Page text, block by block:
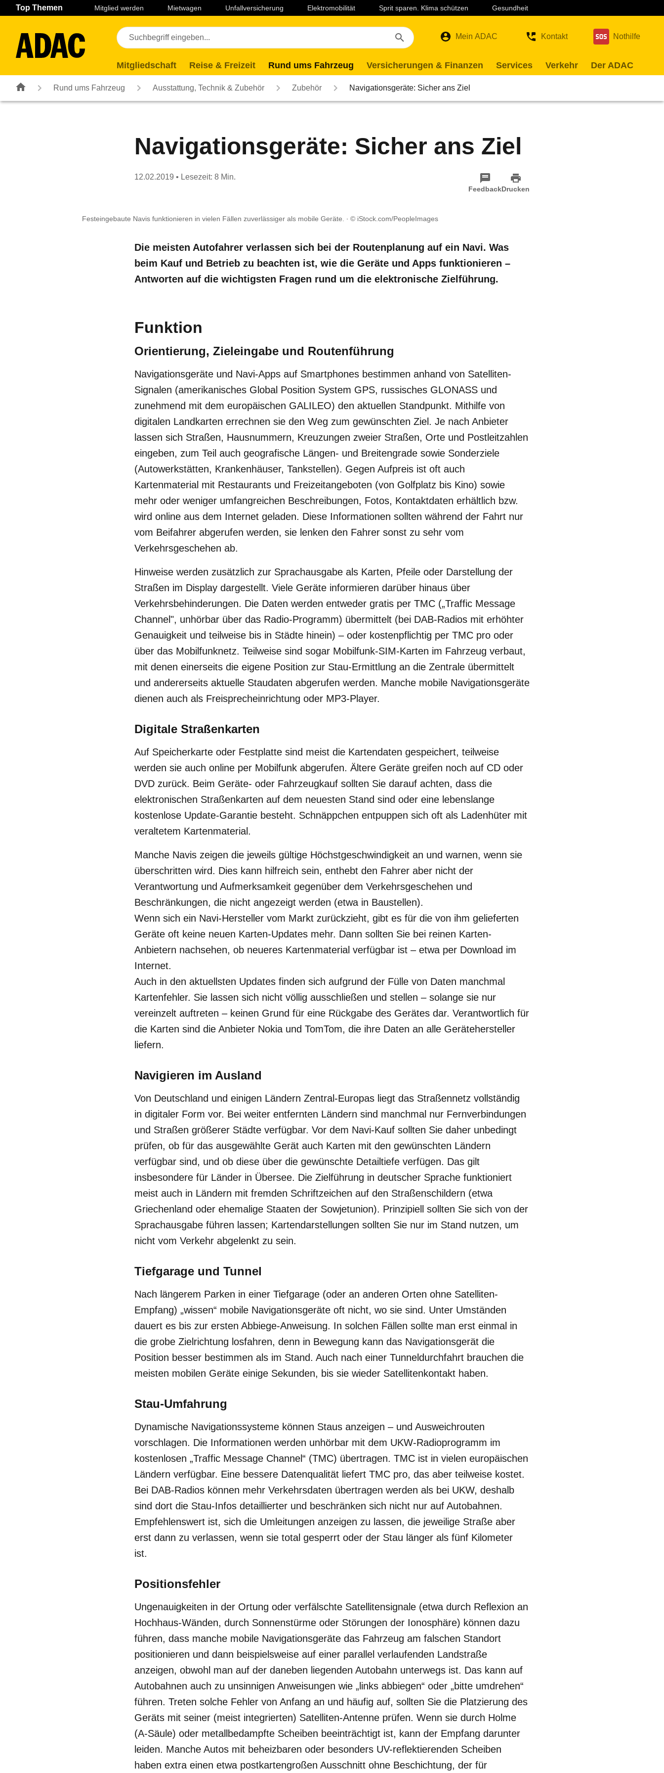
Navigation Seiteninhalt Fußzeile
Top Themen Mitglied werden Mietwagen Unfallversicherung Elektromobilität Sprit sparen. Klima schützen Gesundheit
Mein ADAC Kontakt Nothilfe
Mitgliedschaft Reise & Freizeit Rund ums Fahrzeug Versicherungen & Finanzen Services Verkehr Der ADAC
Rund ums Fahrzeug Ausstattung, Technik & Zubehör Zubehör Navigationsgeräte: Sicher ans Ziel
Navigationsgeräte: Sicher ans Ziel
12.02.2019 • Lesezeit: 8 Min.
FeedbackDrucken
Festeingebaute Navis funktionieren in vielen Fällen zuverlässiger als mobile Geräte. © iStock.com/PeopleImages
Die meisten Autofahrer verlassen sich bei der Routenplanung auf ein Navi. Was
beim Kauf und Betrieb zu beachten ist, wie die Geräte und Apps funktionieren –
Antworten auf die wichtigsten Fragen rund um die elektronische Zielführung.
Funktion
Orientierung, Zieleingabe und Routenführung
Navigationsgeräte und Navi-Apps auf Smartphones bestimmen anhand von Satelliten-
Signalen (amerikanisches Global Position System GPS, russisches GLONASS und
zunehmend mit dem europäischen GALILEO) den aktuellen Standpunkt. Mithilfe von
digitalen Landkarten errechnen sie den Weg zum gewünschten Ziel. Je nach Anbieter
lassen sich Straßen, Hausnummern, Kreuzungen zweier Straßen, Orte und Postleitzahlen
eingeben, zum Teil auch geografische Längen- und Breitengrade sowie Sonderziele
(Autowerkstätten, Krankenhäuser, Tankstellen). Gegen Aufpreis ist oft auch
Kartenmaterial mit Restaurants und Freizeitangeboten (von Golfplatz bis Kino) sowie
mehr oder weniger umfangreichen Beschreibungen, Fotos, Kontaktdaten erhältlich bzw.
wird online aus dem Internet geladen. Diese Informationen sollten während der Fahrt nur
vom Beifahrer abgerufen werden, sie lenken den Fahrer sonst zu sehr vom
Verkehrsgeschehen ab.
Hinweise werden zusätzlich zur Sprachausgabe als Karten, Pfeile oder Darstellung der
Straßen im Display dargestellt. Viele Geräte informieren darüber hinaus über
Verkehrsbehinderungen. Die Daten werden entweder gratis per TMC („Traffic Message
Channel", unhörbar über das Radio-Programm) übermittelt (bei DAB-Radios mit erhöhter
Genauigkeit und teilweise bis in Städte hinein) – oder kostenpflichtig per TMC pro oder
über das Mobilfunknetz. Teilweise sind sogar Mobilfunk-SIM-Karten im Fahrzeug verbaut,
mit denen einerseits die eigene Position zur Stau-Ermittlung an die Zentrale übermittelt
und andererseits aktuelle Staudaten abgerufen werden. Manche mobile Navigationsgeräte
dienen auch als Freisprecheinrichtung oder MP3-Player.
Digitale Straßenkarten
Auf Speicherkarte oder Festplatte sind meist die Kartendaten gespeichert, teilweise
werden sie auch online per Mobilfunk abgerufen. Ältere Geräte greifen noch auf CD oder
DVD zurück. Beim Geräte- oder Fahrzeugkauf sollten Sie darauf achten, dass die
elektronischen Straßenkarten auf dem neuesten Stand sind oder eine lebenslange
kostenlose Update-Garantie besteht. Schnäppchen entpuppen sich oft als Ladenhüter mit
veraltetem Kartenmaterial.
Manche Navis zeigen die jeweils gültige Höchstgeschwindigkeit an und warnen, wenn sie
überschritten wird. Dies kann hilfreich sein, enthebt den Fahrer aber nicht der
Verantwortung und Aufmerksamkeit gegenüber dem Verkehrsgeschehen und
Beschränkungen, die nicht angezeigt werden (etwa in Baustellen).
Wenn sich ein Navi-Hersteller vom Markt zurückzieht, gibt es für die von ihm gelieferten
Geräte oft keine neuen Karten-Updates mehr. Dann sollten Sie bei reinen Karten-
Anbietern nachsehen, ob neueres Kartenmaterial verfügbar ist – etwa per Download im
Internet.
Auch in den aktuellsten Updates finden sich aufgrund der Fülle von Daten manchmal
Kartenfehler. Sie lassen sich nicht völlig ausschließen und stellen – solange sie nur
vereinzelt auftreten – keinen Grund für eine Rückgabe des Gerätes dar. Verantwortlich für
die Karten sind die Anbieter Nokia und TomTom, die ihre Daten an alle Gerätehersteller
liefern.
Navigieren im Ausland
Von Deutschland und einigen Ländern Zentral-Europas liegt das Straßennetz vollständig
in digitaler Form vor. Bei weiter entfernten Ländern sind manchmal nur Fernverbindungen
und Straßen größerer Städte verfügbar. Vor dem Navi-Kauf sollten Sie daher unbedingt
prüfen, ob für das ausgewählte Gerät auch Karten mit den gewünschten Ländern
verfügbar sind, und ob diese über die gewünschte Detailtiefe verfügen. Das gilt
insbesondere für Länder in Übersee. Die Zielführung in deutscher Sprache funktioniert
meist auch in Ländern mit fremden Schriftzeichen auf den Straßenschildern (etwa
Griechenland oder ehemalige Staaten der Sowjetunion). Prinzipiell sollten Sie sich von der
Sprachausgabe führen lassen; Kartendarstellungen sollten Sie nur im Stand nutzen, um
nicht vom Verkehr abgelenkt zu sein.
Tiefgarage und Tunnel
Nach längerem Parken in einer Tiefgarage (oder an anderen Orten ohne Satelliten-
Empfang) „wissen“ mobile Navigationsgeräte oft nicht, wo sie sind. Unter Umständen
dauert es bis zur ersten Abbiege-Anweisung. In solchen Fällen sollte man erst einmal in
die grobe Zielrichtung losfahren, denn in Bewegung kann das Navigationsgerät die
Position besser bestimmen als im Stand. Auch nach einer Tunneldurchfahrt brauchen die
meisten mobilen Geräte einige Sekunden, bis sie wieder Satellitenkontakt haben.
Stau-Umfahrung
Dynamische Navigationssysteme können Staus anzeigen – und Ausweichrouten
vorschlagen. Die Informationen werden unhörbar mit dem UKW-Radioprogramm im
kostenlosen „Traffic Message Channel“ (TMC) übertragen. TMC ist in vielen europäischen
Ländern verfügbar. Eine bessere Datenqualität liefert TMC pro, das aber teilweise kostet.
Bei DAB-Radios können mehr Verkehrsdaten übertragen werden als bei UKW, deshalb
sind dort die Stau-Infos detaillierter und beschränken sich nicht nur auf Autobahnen.
Empfehlenswert ist, sich die Umleitungen anzeigen zu lassen, die jeweilige Straße aber
erst dann zu verlassen, wenn sie total gesperrt oder der Stau länger als fünf Kilometer
ist.
Positionsfehler
Ungenauigkeiten in der Ortung oder verfälschte Satellitensignale (etwa durch Reflexion an
Hochhaus-Wänden, durch Sonnenstürme oder Störungen der Ionosphäre) können dazu
führen, dass manche mobile Navigationsgeräte das Fahrzeug am falschen Standort
positionieren und dann beispielsweise auf einer parallel verlaufenden Landstraße
anzeigen, obwohl man auf der daneben liegenden Autobahn unterwegs ist. Das kann auf
Autobahnen auch zu unsinnigen Anweisungen wie „links abbiegen“ oder „bitte umdrehen“
führen. Treten solche Fehler von Anfang an und häufig auf, sollten Sie die Platzierung des
Geräts mit seiner (meist integrierten) Satelliten-Antenne prüfen. Wenn sie durch Holme
(A-Säule) oder metallbedampfte Scheiben beeinträchtigt ist, kann der Empfang darunter
leiden. Manche Autos mit beheizbaren oder besonders UV-reflektierenden Scheiben
haben extra einen etwa postkartengroßen Ausschnitt ohne Beschichtung, der für